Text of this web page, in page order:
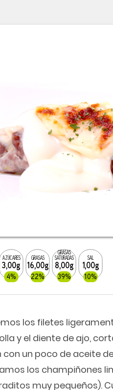
AZÚCARES
3,00g
4%
GRASAS
16,00g
22%
GRASAS
SATURADAS
8,00g
39%
SAL
1,00g
10%
los filetes
y el diente de ajo,
con un poco de aceite
los champiñones
muy pequeños).